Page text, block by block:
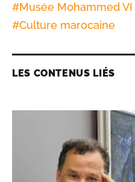
#Musée Mohammed VI
#Culture marocaine
LES CONTENUS LIÉS